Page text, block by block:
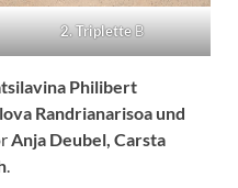
2. TripletteB
Philibert
Randrianarisoa und
Anja Deubel, Carsta
.